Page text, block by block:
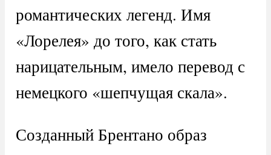
романтических легенд. Имя
«Лорелея» до того, как стать
нарицательным, имело перевод с
немецкого «шепчущая скала».
Созданный Брентано образ